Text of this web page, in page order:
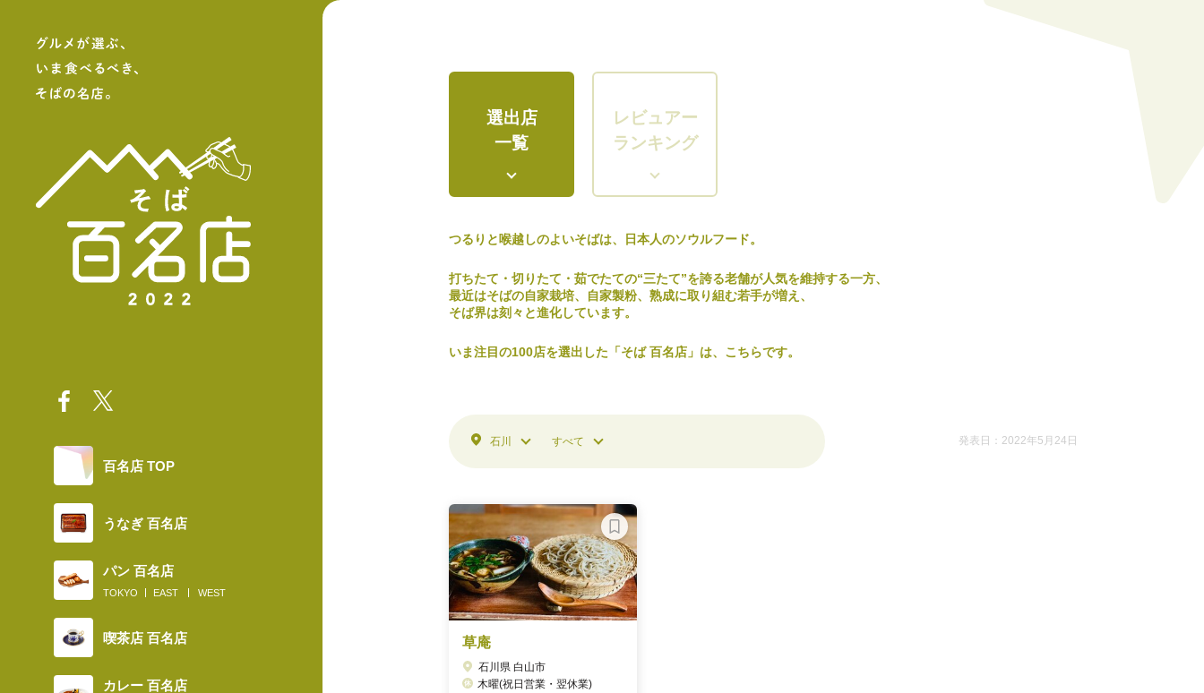
百名店 TOP
うなぎ 百名店
パン 百名店
TOKYO EAST WEST
喫茶店 百名店
カレー 百名店
選出店
一覧
レビュアー
ランキング
つるりと喉越しのよいそばは、日本人のソウルフード。
打ちたて・切りたて・茹でたての“三たて”を誇る老舗が人気を維持する一方、
最近はそばの自家栽培、自家製粉、熟成に取り組む若手が増え、
そば界は刻々と進化しています。
いま注目の100店を選出した「そば 百名店」は、こちらです。
石川 すべて 発表日：2022年5月24日
草庵
石川県 白山市
木曜(祝日営業・翌休業)